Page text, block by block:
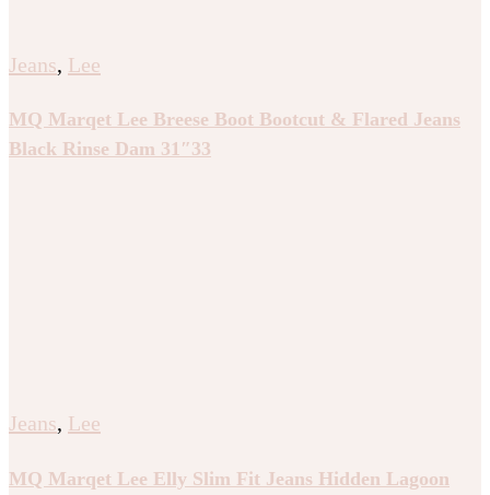
Jeans, Lee
MQ Marqet Lee Breese Boot Bootcut & Flared Jeans
Black Rinse Dam 31″33
Jeans, Lee
MQ Marqet Lee Elly Slim Fit Jeans Hidden Lagoon